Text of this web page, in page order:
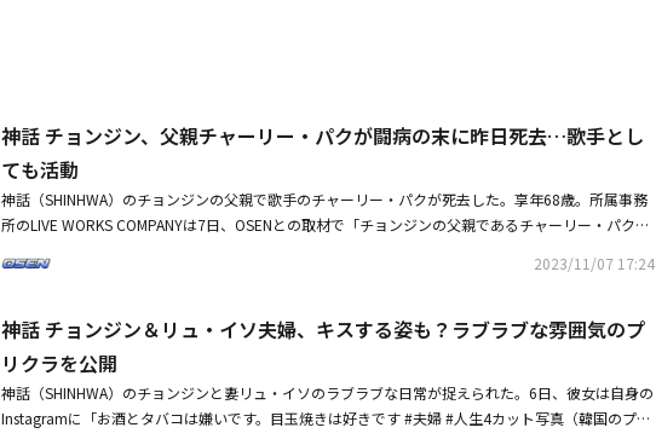
神話 チョンジン、父親チャーリー・パクが闘病の末に昨日死去…歌手とし
ても活動
神話（SHINHWA）のチョンジンの父親で歌手のチャーリー・パクが死去した。享年68歳。所属事務
所のLIVE WORKS COMPANYは7日、OSENとの取材で「チョンジンの父親であるチャーリー・パクさ
られる予定であり、出棺は9日に執り行われる。父親を亡くしたチョンジンは、妻のリュ・イソと共
てデビューし、2004年に「カサノバの愛」を発売して歌手としても活動した。数年前にMBN「現場
ルポスクープ世界」に出演した故人は「2017年に脳卒中を起こし、半地下の練習室で暮らしてい
る」という近況を明かしていた。・神話 チョンジンの父親チャーリー・パク、脊柱管狭窄症と脳卒
中の後遺症で闘病中「地下室にて1人で生活」・神話 チョンジン＆リュ・イソ夫婦、キスする姿も？
ラブラブな雰囲気のプリクラを公開
2023/11/07 17:24
神話 チョンジン＆リュ・イソ夫婦、キスする姿も？ラブラブな雰囲気のプ
リクラを公開
神話（SHINHWA）のチョンジンと妻リュ・イソのラブラブな日常が捉えられた。6日、彼女は自身の
Instagramに「お酒とタバコは嫌いです。目玉焼きは好きです #夫婦 #人生4カット写真（韓国のプリ